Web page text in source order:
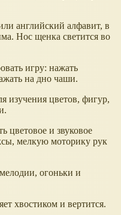
английский алфавит, в
Нос щенка светится во
игру: нажать
на дно чаши.
изучения цветов, фигур,
цветовое и звуковое
мелкую моторику рук
огоньки и
хвостиком и вертится.